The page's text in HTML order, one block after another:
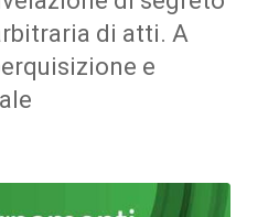
di atti. A
e